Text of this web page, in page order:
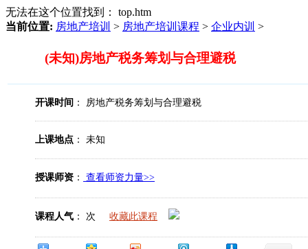
无法在这个位置找到： top.htm
当前位置: 房地产培训 > 房地产培训课程 > 企业内训 >
(未知)房地产税务筹划与合理避税
开课时间 ： 房地产税务筹划与合理避税
上课地点 ： 未知
授课师资 ： 查看师资力量>>
课程人气 ： 次 收藏此课程